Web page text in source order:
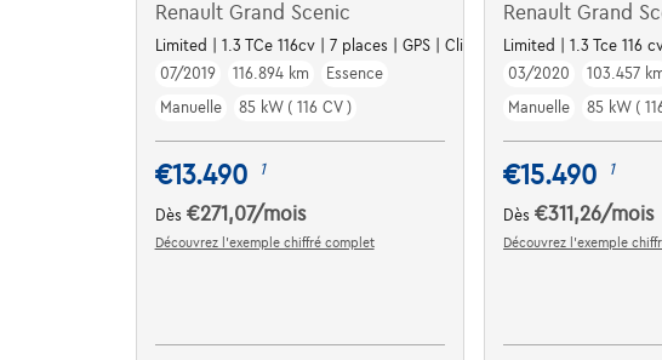
Renault Grand Scenic
Limited | 1.3 TCe 116cv | 7 places | GPS | Clim auto | Capteurs Av*Ar
07/2019
116.894 km
Essence
Manuelle
85 kW ( 116 CV )
€13.490 1
Dès €271,07/mois
Découvrez l’exemple chiffré complet
Renault Grand
Limited | 1.3 Tce 116
03/2020
103.457
Manuelle
85 kW (
€15.490 1
Dès€311,26/mois
Découvrez l’exemple